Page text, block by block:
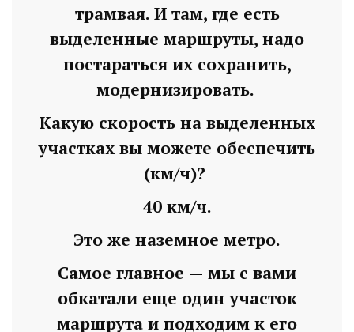
трамвая. И там, где есть
выделенные маршруты, надо
постараться их сохранить,
модернизировать.
Какую скорость на выделенных
участках вы можете обеспечить
(км/ч)?
40 км/ч.
Это же наземное метро.
Самое главное — мы с вами
обкатали еще один участок
маршрута и подходим к его